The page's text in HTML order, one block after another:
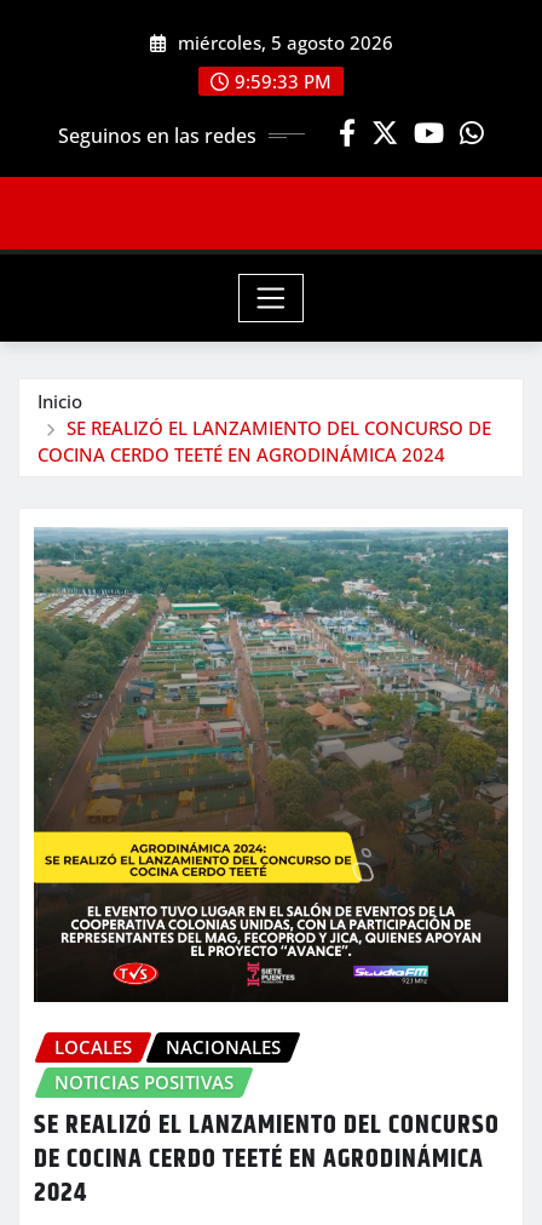
miércoles, 5 agosto 2026
9:59:34 PM
Seguinos en las redes
Inicio
SE REALIZÓ EL LANZAMIENTO DEL CONCURSO DE
COCINA CERDO TEETÉ EN AGRODINÁMICA 2024
LOCALES
NACIONALES
NOTICIAS POSITIVAS
SE REALIZÓ EL LANZAMIENTO DEL CONCURSO
DE COCINA CERDO TEETÉ EN AGRODINÁMICA
2024